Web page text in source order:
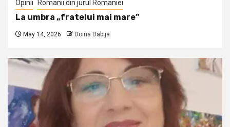
Opinii Romanii din jurul Romaniei
La umbra „fratelui mai mare”
May 14, 2026 Doina Dabija